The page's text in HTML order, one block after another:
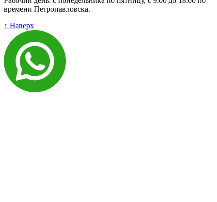
времени Петропавловска.
↑ Наверх